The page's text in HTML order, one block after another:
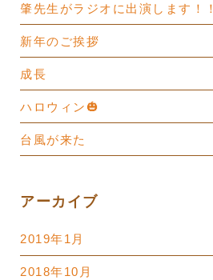
ョ
ン
肇先生がラジオに出演します！！
新年のご挨拶
成長
ハロウィン🎃
台風が来た
アーカイブ
2019年1月
2018年10月